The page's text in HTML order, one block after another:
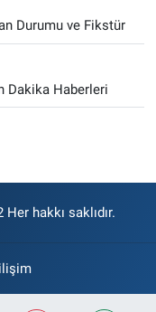
Durumu ve Fikstür
Dakika Haberleri
hakkı saklıdır.